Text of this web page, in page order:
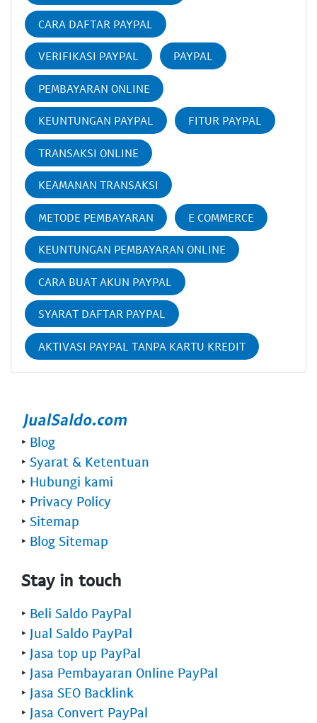
CARA DAFTAR PAYPAL
VERIFIKASI PAYPAL PAYPAL
PEMBAYARAN ONLINE
KEUNTUNGAN PAYPAL FITUR PAYPAL
TRANSAKSI ONLINE
KEAMANAN TRANSAKSI
METODE PEMBAYARAN E COMMERCE
KEUNTUNGAN PEMBAYARAN ONLINE
CARA BUAT AKUN PAYPAL
SYARAT DAFTAR PAYPAL
AKTIVASI PAYPAL TANPA KARTU KREDIT
‣ Blog
‣ Syarat & Ketentuan
‣ Hubungi kami
‣ Privacy Policy
‣ Sitemap
‣ Blog Sitemap
Stay in touch
‣ Beli Saldo PayPal
‣ Jual Saldo PayPal
‣ Jasa top up PayPal
‣ Jasa Pembayaran Online PayPal
‣ Jasa SEO Backlink
‣ Jasa Convert PayPal